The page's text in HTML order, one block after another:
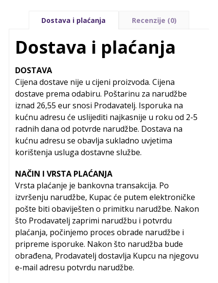
Dostava i plaćanja Recenzije (0)
Dostava i plaćanja
DOSTAVA
Cijena dostave nije u cijeni proizvoda. Cijena
dostave prema odabiru. Poštarinu za narudžbe
iznad 26,55 eur snosi Prodavatelj. Isporuka na
kućnu adresu će uslijediti najkasnije u roku od 2-5
radnih dana od potvrde narudžbe. Dostava na
kućnu adresu se obavlja sukladno uvjetima
korištenja usluga dostavne službe.
NAČIN I VRSTA PLAĆANJA
Vrsta plaćanje je bankovna transakcija. Po
izvršenju narudžbe, Kupac će putem elektroničke
pošte biti obaviješten o primitku narudžbe. Nakon
što Prodavatelj zaprimi narudžbu i potvrdu
plaćanja, počinjemo proces obrade narudžbe i
pripreme isporuke. Nakon što narudžba bude
obrađena, Prodavatelj dostavlja Kupcu na njegovu
e-mail adresu potvrdu narudžbe.